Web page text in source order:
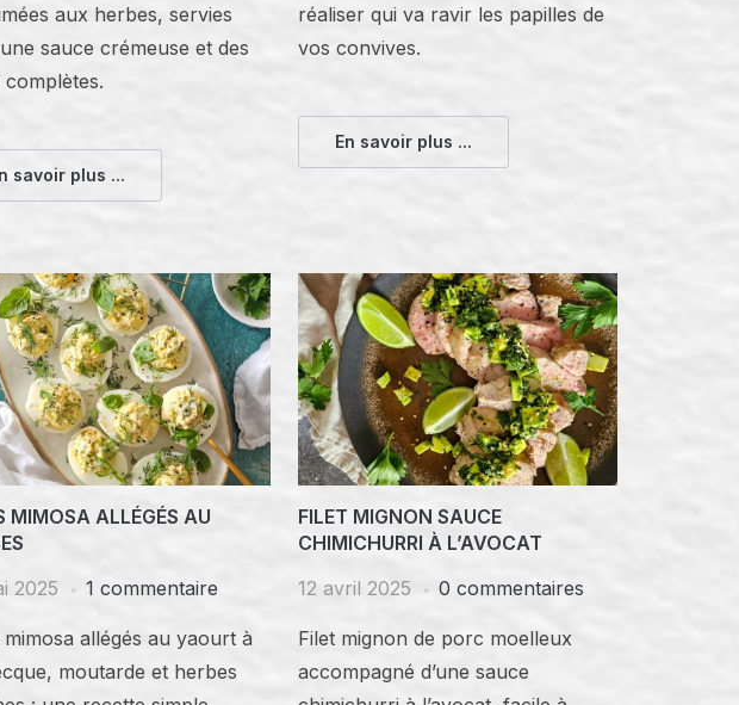
aux herbes, servies
sauce crémeuse et des
complètes.
savoir plus ...
réaliser qui va ravir les papilles de
vos convives.
En savoir plus ...
MIMOSA ALLÉGÉS AU
2025
1 commentaire
allégés au yaourt à
moutarde et herbes
FILET MIGNON SAUCE
CHIMICHURRI À L’AVOCAT
12 avril 2025
0 commentaires
Filet mignon de porc moelleux
accompagné d’une sauce